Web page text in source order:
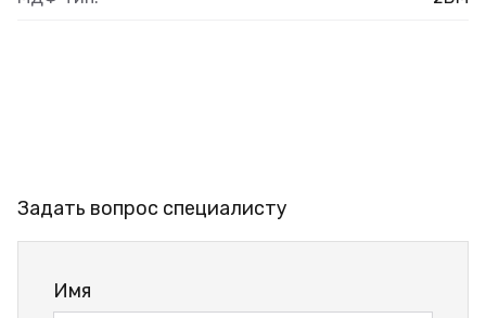
Задать вопрос специалисту
Имя